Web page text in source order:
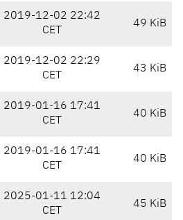
2019-12-02 22:42
CET
49 KiB
2019-12-02 22:29
CET
43 KiB
2019-01-16 17:41
CET
40 KiB
2019-01-16 17:41
CET
40 KiB
2025-01-11 12:04
CET
45 KiB